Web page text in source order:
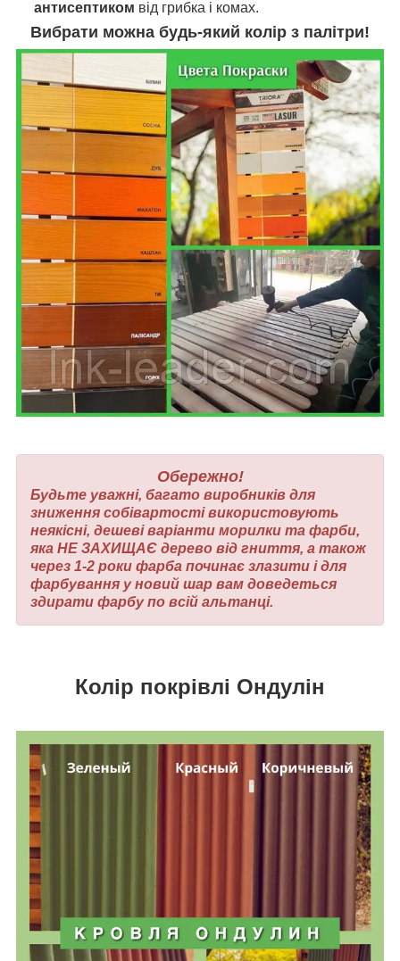
антисептиком від грибка і комах.
Вибрати можна будь-який колір з палітри!
Обережно!
Будьте уважні, багато виробників для
зниження собівартості використовують
неякісні, дешеві варіанти морилки та фарби,
яка НЕ ЗАХИЩАЄ дерево від гниття, а також
через 1-2 роки фарба починає злазити і для
фарбування у новий шар вам доведеться
здирати фарбу по всій альтанці.
Колір покрівлі Ондулін